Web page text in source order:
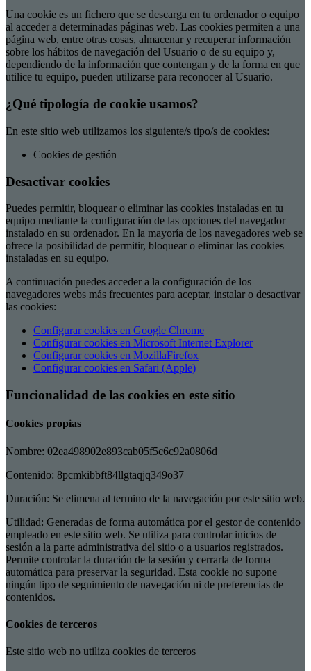
Una cookie es un fichero que se descarga en tu ordenador o equipo
al acceder a determinadas páginas web. Las cookies permiten a una
página web, entre otras cosas, almacenar y recuperar información
sobre los hábitos de navegación del Usuario o de su equipo y,
dependiendo de la información que contengan y de la forma en que
utilice tu equipo, pueden utilizarse para reconocer al Usuario.
¿Qué tipología de cookie usamos?
En este sitio web utilizamos los siguiente/s tipo/s de cookies:
Cookies de gestión
Desactivar cookies
Puedes permitir, bloquear o eliminar las cookies instaladas en tu
equipo mediante la configuración de las opciones del navegador
instalado en su ordenador. En la mayoría de los navegadores web se
ofrece la posibilidad de permitir, bloquear o eliminar las cookies
instaladas en su equipo.
A continuación puedes acceder a la configuración de los
navegadores webs más frecuentes para aceptar, instalar o desactivar
las cookies:
Configurar cookies en Google Chrome
Configurar cookies en Microsoft Internet Explorer
Configurar cookies en MozillaFirefox
Configurar cookies en Safari (Apple)
Funcionalidad de las cookies en este sitio
Cookies propias
Nombre: 02ea498902e893cab05f5c6c92a0806d
Contenido: 8pcmkibbft84llgtaqjq349o37
Duración: Se elimena al termino de la navegación por este sitio web.
Utilidad: Generadas de forma automática por el gestor de contenido
empleado en este sitio web. Se utiliza para controlar inicios de
sesión a la parte administrativa del sitio o a usuarios registrados.
Permite controlar la duración de la sesión y cerrarla de forma
automática para preservar la seguridad. Esta cookie no supone
ningún tipo de seguimiento de navegación ni de preferencias de
contenidos.
Cookies de terceros
Este sitio web no utiliza cookies de terceros